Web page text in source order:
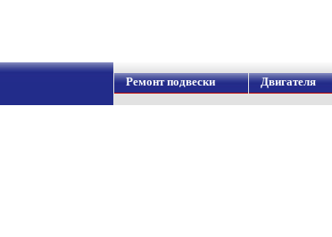
Ремонт подвески Двигателя